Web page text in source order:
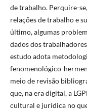
de trabalho. Perquire-
relações de trabalho e
último, algumas
dados dos
estudo adota
fenomenológico-
meio de revisão
que, na era digital, a
cultural e jurídica no